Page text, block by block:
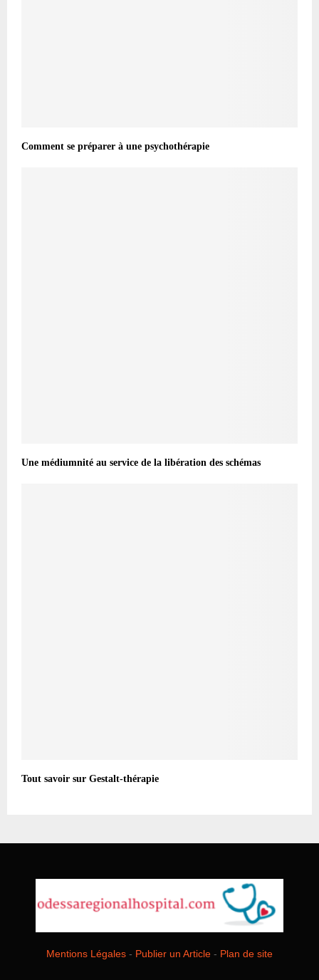
Comment se préparer à une psychothérapie
Une médiumnité au service de la libération des schémas
Tout savoir sur Gestalt-thérapie
Mentions Légales - Publier un Article - Plan de site